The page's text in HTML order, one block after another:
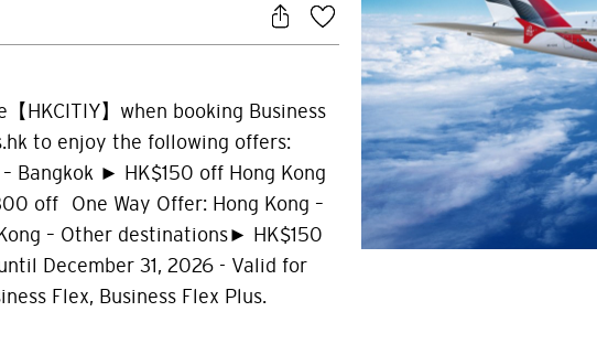
HKCITIY】when booking Business
to enjoy the following offers:
Bangkok ► HK$150 off Hong Kong
off One Way Offer: Hong Kong –
– Other destinations► HK$150
December 31, 2026 - Valid for
Flex, Business Flex Plus.